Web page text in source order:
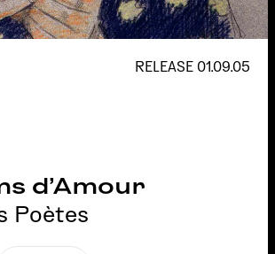
RELEASE 01.09.05
d’Amour
Poètes